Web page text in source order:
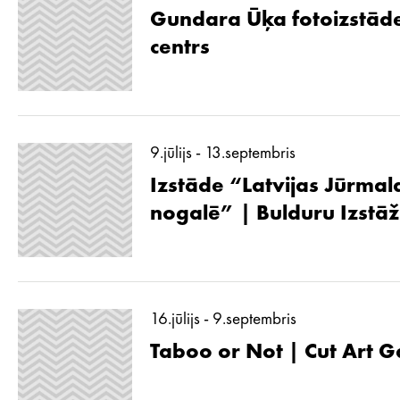
Gundara Ūķa
centrs
9.jūlijs - 13.septembris
Izstāde “Latvijas
nogalē” | Bulduru
16.jūlijs - 9.septembris
Taboo or Not | Cut Art